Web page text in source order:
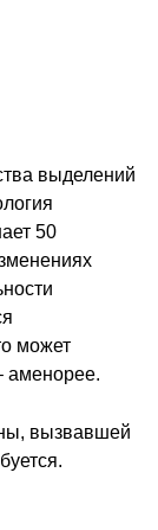
выделений
50
может
аменорее.
вызвавшей